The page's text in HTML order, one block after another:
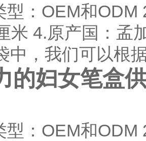
型：OEM和
米 4.原产国：孟
中，我们可以根
的妇女笔盒
型：OEM和